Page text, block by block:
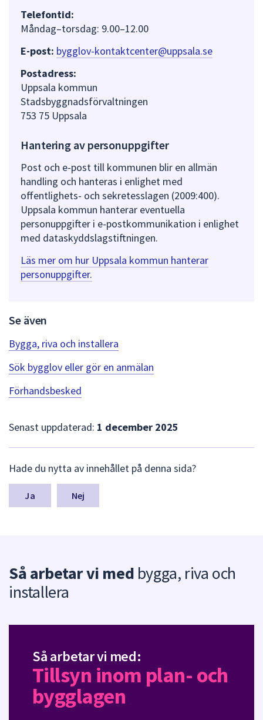
Telefontid:
Måndag–torsdag: 9.00–12.00
E-post: bygglov-kontaktcenter@uppsala.se
Postadress:
Uppsala kommun
Stadsbyggnadsförvaltningen
753 75 Uppsala
Hantering av personuppgifter
Post och e-post till kommunen blir en allmän
handling och hanteras i enlighet med
offentlighets- och sekretesslagen (2009:400).
Uppsala kommun hanterar eventuella
personuppgifter i e-postkommunikation i enlighet
med dataskyddslagstiftningen.
Läs mer om hur Uppsala kommun hanterar
personuppgifter.
Se även
Bygga, riva och installera
Sök bygglov eller gör en anmälan
Förhandsbesked
Senast uppdaterad: 1 december 2025
ä
m
a
u
n
k
Hade du nytta av innehållet på denna sida?
Nej
Så arbetar vi med bygga, riva och
installera
Så arbetar vi med:
Tillsyn inom plan- och
bygglagen